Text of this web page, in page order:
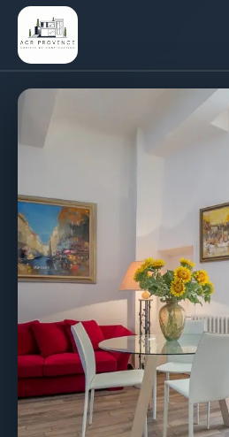
RÉNOVATION GLOBALE
ARCHITECTE
SUBLIMEZ
ESPACES
Le pôle design d'ACR
modélise et réalise la
intérieur sur la Côte d'Azur.
volumes dans un
conception d'espaces
vous accompagnons de la
jusqu'à la remise des clés.
RÉSERVER UNE ÉTUDE